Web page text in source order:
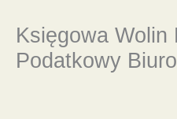
Księgowa Wolin
Podatkowy